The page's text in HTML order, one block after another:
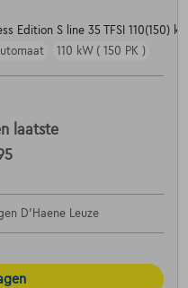
Edition S line 35 TFSI 110(150)
110 kW ( 150 PK )
laatste
D'Haene Leuze